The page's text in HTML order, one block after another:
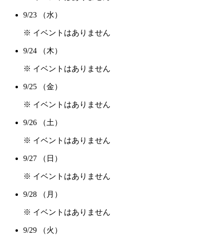
9/23 （水）
※ イベントはありません
9/24 （木）
※ イベントはありません
9/25 （金）
※ イベントはありません
9/26 （土）
※ イベントはありません
9/27 （日）
※ イベントはありません
9/28 （月）
※ イベントはありません
9/29 （火）